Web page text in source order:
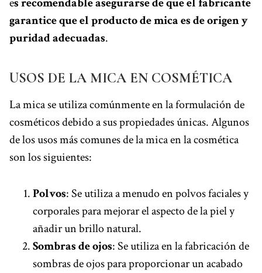
es recomendable asegurarse de que el fabricante
garantice que el producto de mica es de origen y
puridad adecuadas.
USOS DE LA MICA EN COSMÉTICA
La mica se utiliza comúnmente en la formulación de
cosméticos debido a sus propiedades únicas. Algunos
de los usos más comunes de la mica en la cosmética
son los siguientes:
Polvos: Se utiliza a menudo en polvos faciales y
corporales para mejorar el aspecto de la piel y
añadir un brillo natural.
Sombras de ojos: Se utiliza en la fabricación de
sombras de ojos para proporcionar un acabado